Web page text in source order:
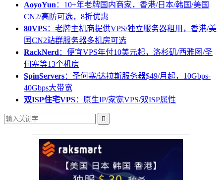
AoyoYun ：10+年老牌国内商家，香港/日本/韩国/美国
CN2/高防可选，8折优惠
80VPS：老牌主机商提供VPS/独立服务器租用，香港/美
国CN2站群服务器多机房可选
RackNerd ：便宜VPS年付10美元起，洛杉矶/西雅图/圣
何塞等13个机房
SpinServers：圣何塞/达拉斯服务器$49/月起，10Gbps-
40Gbps大带宽
双ISP住宅VPS：原生IP/家宽VPS/双ISP属性
